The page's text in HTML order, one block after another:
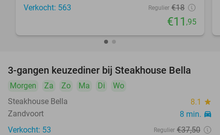
Verkocht: 563 Regulier €18
€11 ,95
40%
3-gangen keuzediner bij Steakhouse Bella
Morgen Za Zo Ma Di
Wo
Steakhouse Bella
8.1 star
Zandvoort 8 min. directions_car
Verkocht: 53 Regulier €37,50